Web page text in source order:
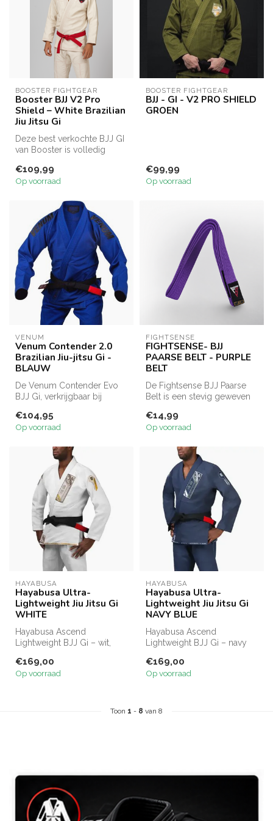
BOOSTER FIGHTGEAR
Booster BJJ V2 Pro
Shield – White Brazilian
Jiu Jitsu Gi
Deze best verkochte BJJ GI
van Booster is volledig
de hig...
€109,99
Op voorraad
BOOSTER FIGHTGEAR
BJJ - GI - V2 PRO SHIELD
GROEN
€99,99
Op voorraad
VENUM
Venum Contender 2.0
Brazilian Jiu-jitsu Gi -
BLAUW
De Venum Contender Evo
BJJ Gi, verkrijgbaar bij
en ...
€104,95
Op voorraad
FIGHTSENSE
FIGHTSENSE- BJJ
PAARSE BELT - PURPLE
BELT
De Fightsense BJJ Paarse
Belt is een stevig geweven
€14,99
Op voorraad
HAYABUSA
Hayabusa Ultra-
Lightweight Jiu Jitsu Gi
WHITE
Hayabusa Ascend
Lightweight BJJ Gi – wit,
jas en 8oz rip...
€169,00
Op voorraad
HAYABUSA
Hayabusa Ultra-
Lightweight Jiu Jitsu Gi
NAVY BLUE
Hayabusa Ascend
Lightweight BJJ Gi – navy
jas en 8oz r...
€169,00
Op voorraad
Toon 1 - 8 van 8